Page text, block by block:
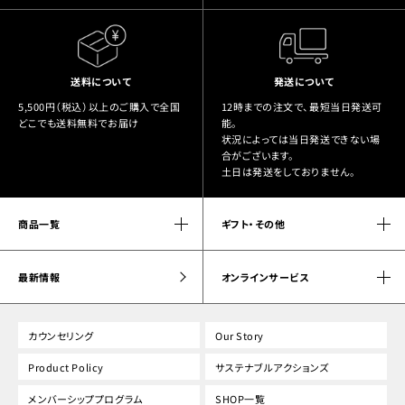
送料について
5,500円（税込）以上のご購入で全国
どこでも送料無料でお届け
発送について
12時までの注文で、最短当日発送可
能。
状況によっては当日発送できない場
合がございます。
土日は発送をしておりません。
商品一覧 ギフト・その他
最新情報 オンラインサービス
カウンセリング Our Story
Product Policy サステナブルアクションズ
メンバーシッププログラム SHOP一覧